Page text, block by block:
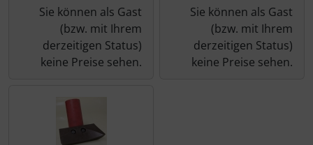
Sie können als Gast
(bzw. mit Ihrem
derzeitigen Status)
keine Preise sehen.
Sie können als Gast
(bzw. mit Ihrem
derzeitigen Status)
keine Preise sehen.